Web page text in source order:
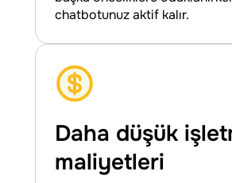
chatbotunuz aktif kalır.
Daha düşük
maliyetleri